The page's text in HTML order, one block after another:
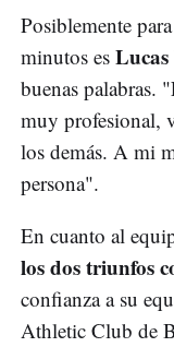
Posiblemente
minutos es Lucas
buenas palabras.
muy profesional,
los demás. A mi
persona".
En cuanto al
los dos triunfos
confianza a su
Athletic Club de